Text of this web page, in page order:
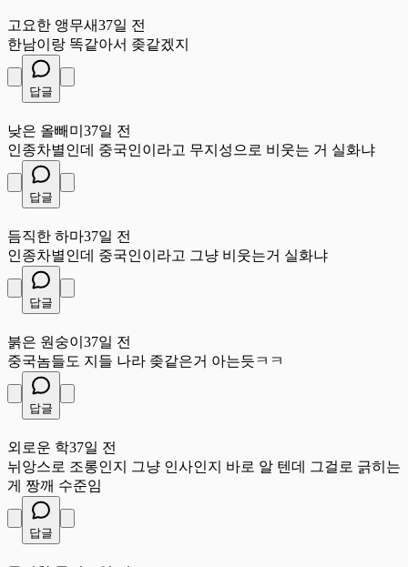
고요한 앵무새37일 전
한남이랑 똑같아서 좆같겠지
답글
낮은 올빼미 37일 전
인종차별인데 중국인이라고 무지성으로 비웃는 거 실화냐
답글
듬직한 하마37일 전
인종차별인데 중국인이라고 그냥 비웃는거 실화냐
답글
붉은 원숭이 37일 전
중국놈들도 지들 나라 좆같은거 아는듯ㅋㅋ
답글
외로운 학37일 전
뉘앙스로 조롱인지 그냥 인사인지 바로 알 텐데 그걸로 긁히는
게 짱깨 수준임
답글